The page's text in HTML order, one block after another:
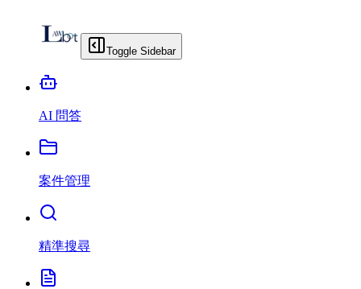
Toggle Sidebar
AI 問答
案件管理
精準搜尋